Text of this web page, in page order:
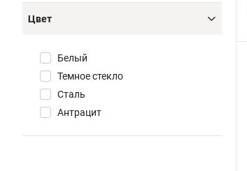
Цвет
Белый
Темное стекло
Сталь
Антрацит